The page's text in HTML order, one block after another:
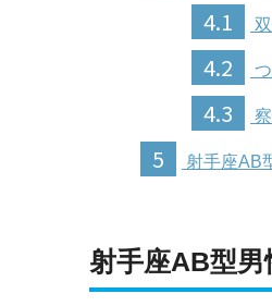
4.1
4.2
4.3
5 射手座AB
射手座AB型